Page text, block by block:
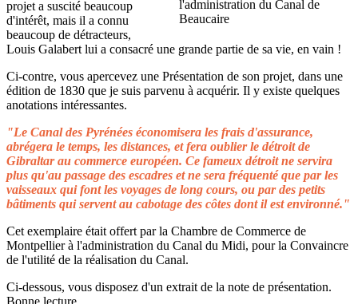
projet a suscité beaucoup
d'intérêt, mais il a connu
beaucoup de détracteurs,
Louis Galabert lui a consacré une grande partie de sa vie, en vain !
Ci-contre, vous apercevez une Présentation de son projet, dans une
édition de 1830 que je suis parvenu à acquérir. Il y existe quelques
anotations intéressantes.
"Le Canal des Pyrénées économisera les frais d'assurance,
abrégera le temps, les distances, et fera oublier le détroit de
Gibraltar au commerce européen. Ce fameux détroit ne servira
plus qu'au passage des escadres et ne sera fréquenté que par les
vaisseaux qui font les voyages de long cours, ou par des petits
bâtiments qui servent au cabotage des côtes dont il est environné."
Cet exemplaire était offert par la Chambre de Commerce de
Montpellier à l'administration du Canal du Midi, pour la Convaincre
de l'utilité de la réalisation du Canal.
Ci-dessous, vous disposez d'un extrait de la note de présentation.
Bonne lecture...